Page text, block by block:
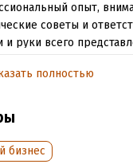
опыт,
советы и
и руки всего
или так себе?
информация
полностью
бизнес